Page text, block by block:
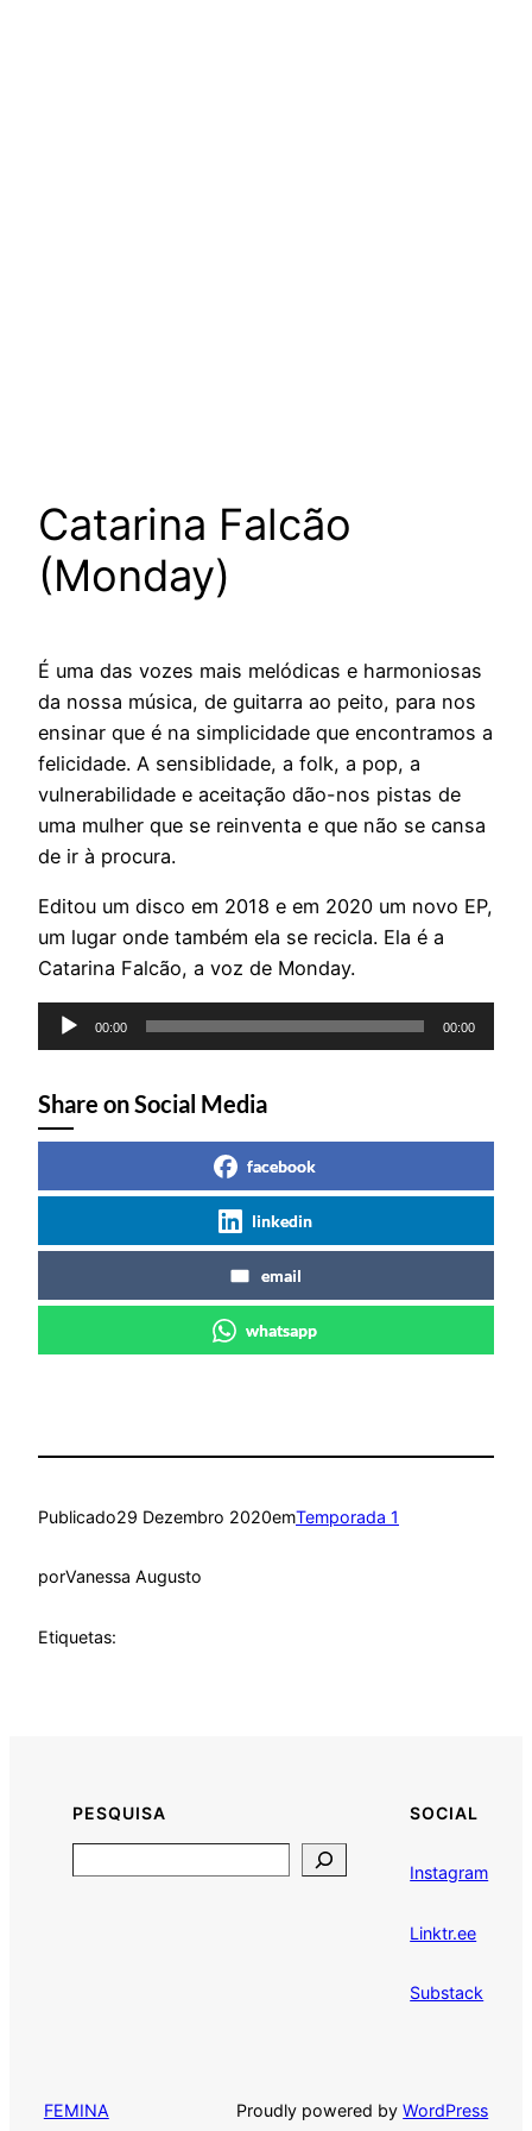
Catarina Falcão
(Monday)
É uma das vozes mais melódicas e harmoniosas
da nossa música, de guitarra ao peito, para nos
ensinar que é na simplicidade que encontramos a
felicidade. A sensiblidade, a folk, a pop, a
vulnerabilidade e aceitação dão-nos pistas de
uma mulher que se reinventa e que não se cansa
de ir à procura.
Editou um disco em 2018 e em 2020 um novo EP,
um lugar onde também ela se recicla. Ela é a
Catarina Falcão, a voz de Monday.
Reprodutor
de
00:00 00:00
Share on Social Media
facebook
linkedin
email
whatsapp
Publicado29 Dezembro 2020emTemporada 1
porVanessa Augusto
Etiquetas:
PESQUISA SOCIAL
Instagram
Linktr.ee
Substack
FEMINA Proudly powered byWordPress